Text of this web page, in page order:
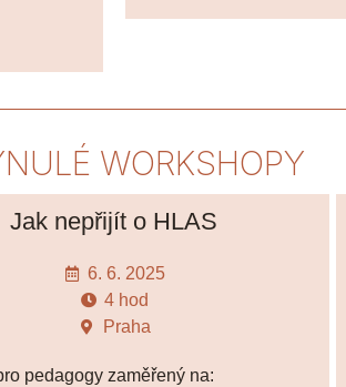
WORKSHOPY
Jak nepřijít o HLAS
6. 6. 2025
4 hod
Praha
pedagogy zaměřený na: